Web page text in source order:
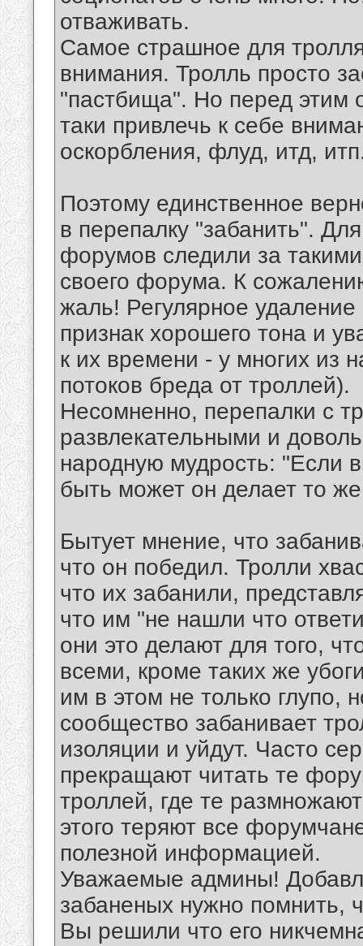
отваживать.
Самое страшное для
внимания. Тролль просто
"пастбища". Но перед этим
таки привлечь к себе
оскорбления, флуд, итд,
Поэтому единственное
в перепалку "забанить".
форумов следили за
своего форума. К
жаль! Регулярное
признак хорошего тона и
к их времени - у многих из
потоков бреда от троллей).
Несомненно, перепалки с
развлекательными и
народную мудрость: "Если
быть может он делает то
Бытует мнение, что
что он победил. Тролли
что их забанили,
что им "не нашли что
они это делают для того,
всеми, кроме таких же
им в этом не только глупо,
сообщество забанивает
изоляции и уйдут. Часто
прекращают читать те
троллей, где те
этого теряют все
полезной информацией.
Уважаемые админы!
забаненых нужно помнить,
Вы решили что его